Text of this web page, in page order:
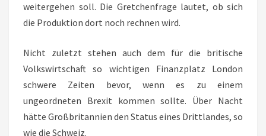
weitergehen soll. Die Gretchenfrage lautet, ob sich
die Produktion dort noch rechnen wird.
Nicht zuletzt stehen auch dem für die britische
Volkswirtschaft so wichtigen Finanzplatz London
schwere Zeiten bevor, wenn es zu einem
ungeordneten Brexit kommen sollte. Über Nacht
hätte Großbritannien den Status eines Drittlandes, so
wie die Schweiz.